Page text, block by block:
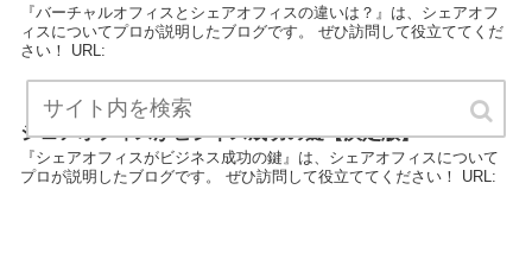
『バーチャルオフィスとシェアオフィスの違いは？』は、シェアオフ
ィスについてプロが説明したブログです。 ぜひ訪問して役立ててくだ
さい！ URL:
シェアオフィスがビジネス成功の鍵【決定版】
『シェアオフィスがビジネス成功の鍵』は、シェアオフィスについて
プロが説明したブログです。 ぜひ訪問して役立ててください！ URL: